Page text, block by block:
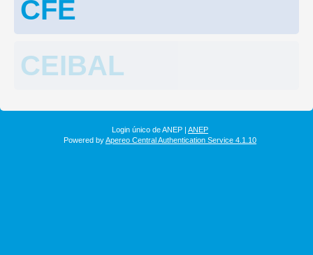
CFE
CEIBAL
Login único de ANEP | ANEP
Powered byApereo Central Authentication Service 4.1.10